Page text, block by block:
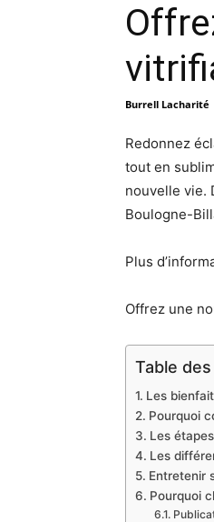
Burrell Lacharité
Redonnez
tout en
nouvelle vie.
Boulogne-
Plus
Offrez une
Table
Les
Pourquoi
Les
Les
Entretenir
Pourquoi